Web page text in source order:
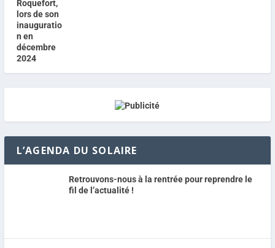
L’AGENDA DU SOLAIRE
Retrouvons-nous à la rentrée pour reprendre le
fil de l’actualité !